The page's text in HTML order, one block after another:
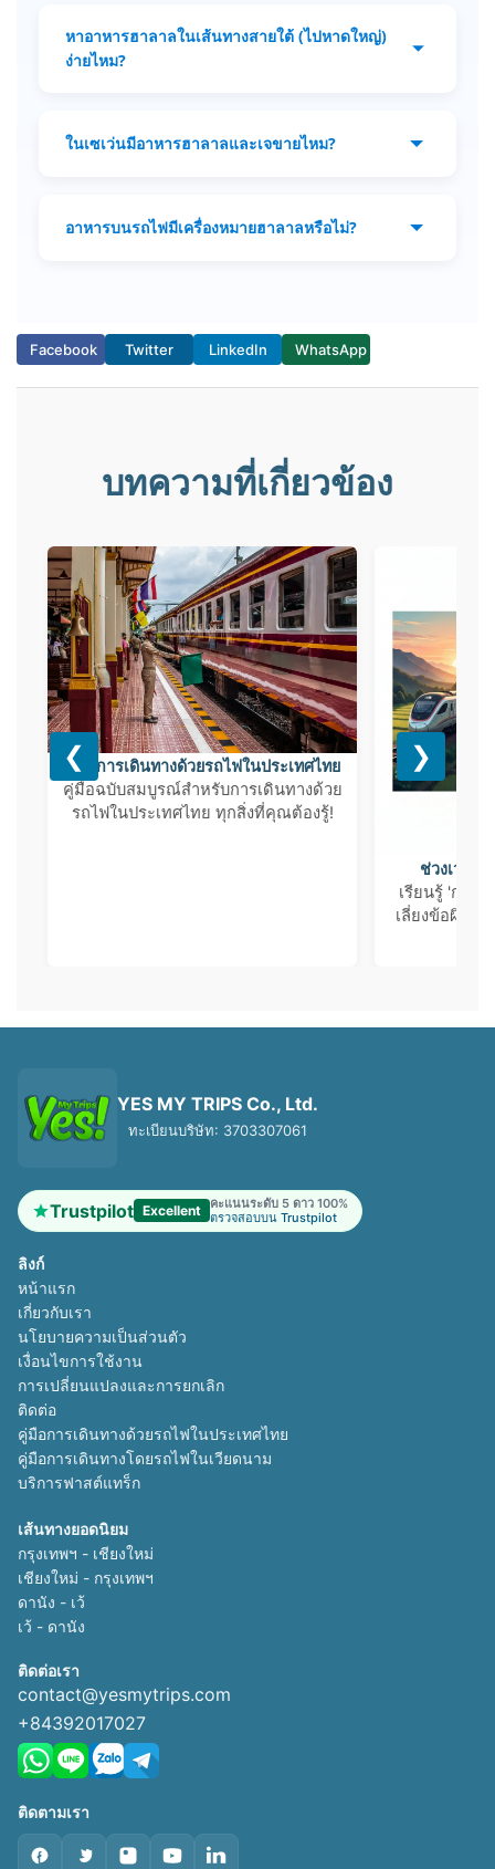
กว่าครับ
อาจรับบัตรหรือสแกนจ่ายได้ แต่แม่ค้าริมทาง
และเจ้าหน้าที่ตู้เสบียงมักรับเฉพาะเงินสด แนะนำ
หาอาหารฮาลาลในเส้นทางสายใต้ (ไปหาดใหญ่)
ง่ายไหม?
จำนวนมาก เมื่อเลยชุมพรลงไป คุณจะเห็นพ่อค้า
ในเซเว่นมีอาหารฮาลาลและเจขายไหม?
ทาง อาหารกล่องตรา CP ส่วนใหญ่มี
ครับ
อาหารบนรถไฟมีเครื่องหมายฮาลาลหรือไม่?
สัญลักษณ์ฮาลาลรูปดาว แต่เนื่องจากของอาจ
หมดในบางเส้นทาง การซื้ออาหารฮาลาลจากใน
สถานีก่อนขึ้นรถจะเป็นทางเลือกที่ชัวร์ที่สุด
Facebook Twitter LinkedIn WhatsApp
บทความที่เกี่ยวข้อง
❮
คู่มือการเดินทางด้วยรถไฟในประเทศไทย
คู่มือฉบับสมบูรณ์สำหรับการเดินทางด้วย
รถไฟในประเทศไทย ทุกสิ่งที่คุณต้องรู้!
ช่วงเวลา
เรียนรู้ 'กฎร
เลี่ยงข้อผิดพ
❯
YES MY TRIPS Co., Ltd.
ทะเบียนบริษัท: 3703307061
Trustpilot Excellent
คะแนนระดับ 5 ดาว 100%
ตรวจสอบบน Trustpilot
ลิงก์
หน้าแรก
เกี่ยวกับเรา
นโยบายความเป็นส่วนตัว
เงื่อนไขการใช้งาน
การเปลี่ยนแปลงและการยกเลิก
ติดต่อ
คู่มือการเดินทางด้วยรถไฟในประเทศไทย
คู่มือการเดินทางโดยรถไฟในเวียดนาม
บริการฟาสต์แทร็ก
เส้นทางยอดนิยม
กรุงเทพฯ - เชียงใหม่
เชียงใหม่ - กรุงเทพฯ
ดานัง - เว้
เว้ - ดานัง
ติดต่อเรา
contact@yesmytrips.com
+84392017027
ติดตามเรา